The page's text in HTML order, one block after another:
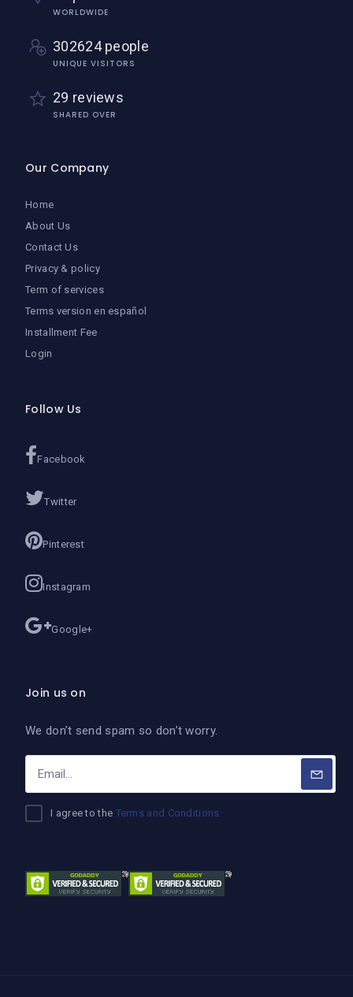
WORLDWIDE
302624 people
UNIQUE VISITORS
29 reviews
SHARED OVER
Our Company
Home
About Us
Contact Us
Privacy & policy
Term of services
Terms version en español
Installment Fee
Login
Follow Us
Facebook
Twitter
Pinterest
Instagram
Google+
Join us on
We don’t send spam so don’t worry.
I agree to the Terms and Conditions